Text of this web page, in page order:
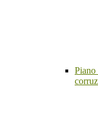
Piano